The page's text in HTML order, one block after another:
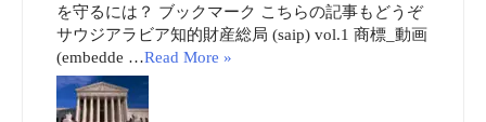
を守るには？ ブックマーク こちらの記事もどうぞ
サウジアラビア知的財産総局 (saip) vol.1 商標_動画
(embedde …Read More »